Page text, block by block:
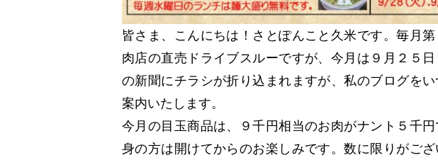
皆さま、こんにちは！さとぽんこと久米です。毎月
肉店の直売ドライブスルーですが、今月は９月２５
の新聞にチラシが折り込まれますが、私のブログを
案内いたします。
今月の目玉商品は、９千円相当のお肉がナント５千
身の方は開けてからのお楽しみです。数に限りがご